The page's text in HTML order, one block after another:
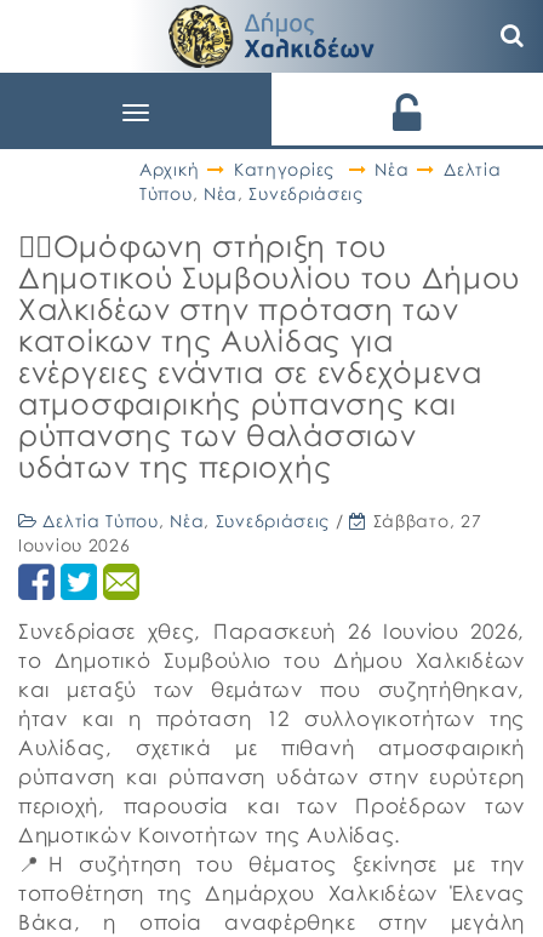
Toggle
Αρχική
Κατηγορίες Νέα
Δελτία
Τύπου, Νέα ,Συνεδριάσεις
👉🏼Ομόφωνη στήριξη του
Δημοτικού Συμβουλίου του Δήμου
Χαλκιδέων στην πρόταση των
κατοίκων της Αυλίδας για
ενέργειες ενάντια σε ενδεχόμενα
ατμοσφαιρικής ρύπανσης και
ρύπανσης των θαλάσσιων
υδάτων της περιοχής
Δελτία Τύπου, Νέα, Συνεδριάσεις /
Σάββατο, 27
Ιουνίου 2026
Συνεδρίασε χθες, Παρασκευή 26 Ιουνίου 2026,
το Δημοτικό Συμβούλιο του Δήμου Χαλκιδέων
και μεταξύ των θεμάτων που συζητήθηκαν,
ήταν και η πρόταση 12 συλλογικοτήτων της
Αυλίδας, σχετικά με πιθανή ατμοσφαιρική
ρύπανση και ρύπανση υδάτων στην ευρύτερη
περιοχή, παρουσία και των Προέδρων των
Δημοτικών Κοινοτήτων της Αυλίδας.
📍Η συζήτηση του θέματος ξεκίνησε με την
τοποθέτηση της Δημάρχου Χαλκιδέων Έλενας
Βάκα, η οποία αναφέρθηκε στην μεγάλη